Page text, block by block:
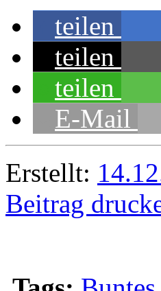
teilen
teilen
teilen
E-Mail
Erstellt:
Beitrag